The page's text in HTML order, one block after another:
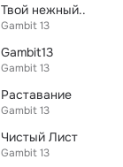
Твой нежный..
Gambit 13
Gambit13
Gambit 13
Раставание
Gambit 13
Чистый Лист
Gambit 13